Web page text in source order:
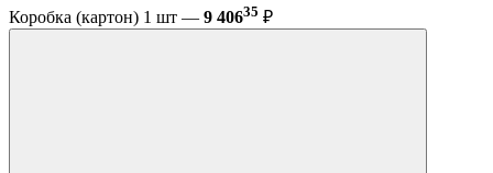
Коробка (картон) 1 шт — 9 40635 ₽